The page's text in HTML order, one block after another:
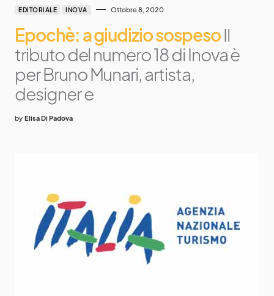
EDITORIALE INOVA Ottobre 8, 2020
Epochè: a giudizio sospesoIl
tributo del numero 18 di Inova è
per Bruno Munari, artista,
designer e
by Elisa Di Padova